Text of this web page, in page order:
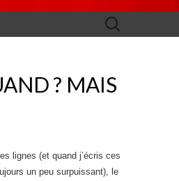
Rechercher :
? MAIS
lignes (et quand j’écris ces
un peu surpuissant), le